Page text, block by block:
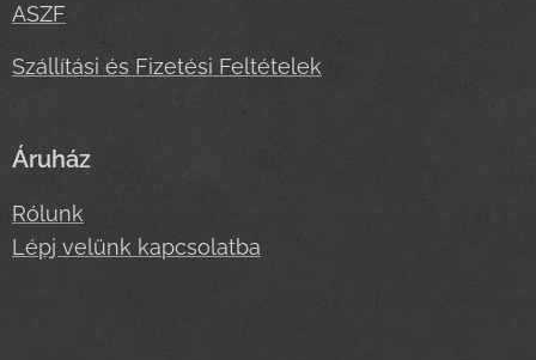
ASZF
Szállítási és Fizetési Feltételek
Áruház
Rólunk
Lépj velünk kapcsolatba